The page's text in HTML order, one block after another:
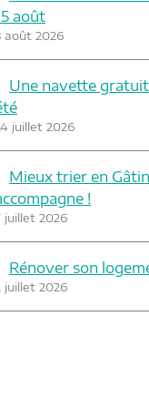
août
août 2026
Une navette
juillet 2026
Mieux trier en
!
juillet 2026
Rénover son
juillet 2026